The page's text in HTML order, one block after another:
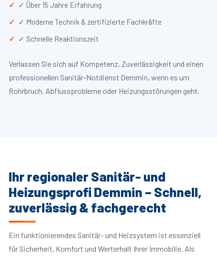
✓ Über 15 Jahre Erfahrung
✓ Moderne Technik & zertifizierte Fachkräfte
✓ Schnelle Reaktionszeit
Verlassen Sie sich auf Kompetenz, Zuverlässigkeit und einen
professionellen Sanitär-Notdienst Demmin, wenn es um
Rohrbruch, Abflussprobleme oder Heizungsstörungen geht.
Ihr regionaler Sanitär- und
Heizungsprofi Demmin – Schnell,
zuverlässig & fachgerecht
Ein funktionierendes Sanitär- und Heizsystem ist essenziell
für Sicherheit, Komfort und Werterhalt Ihrer Immobilie. Als